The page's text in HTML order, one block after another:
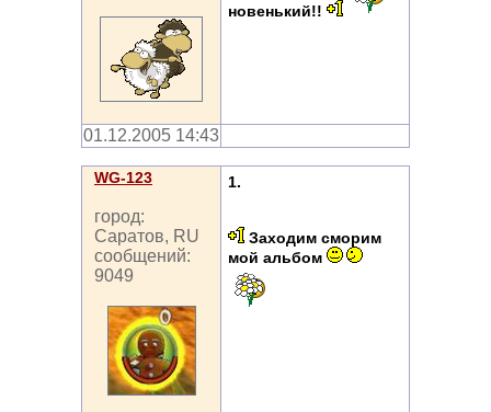
новенький!!
01.12.2005 14:43
WG-123
город:
Саратов, RU
сообщений:
9049
1.
Заходим сморим
мой альбом